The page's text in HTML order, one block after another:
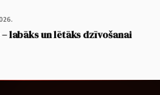
labāks un lētāks dzīvošanai